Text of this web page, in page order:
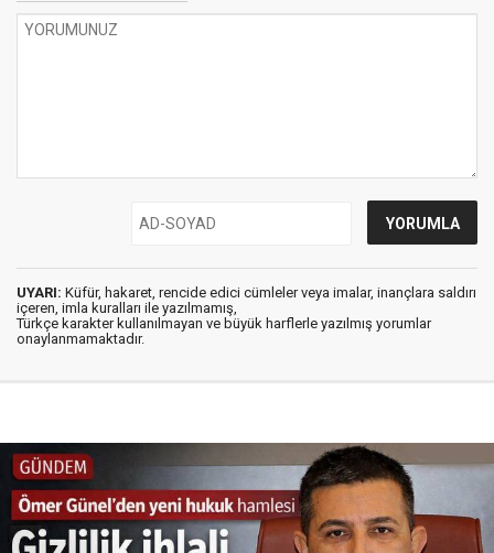
UYARI: Küfür, hakaret, rencide edici cümleler veya imalar, inançlara saldırı
içeren, imla kuralları ile yazılmamış,
Türkçe karakter kullanılmayan ve büyük harflerle yazılmış yorumlar
onaylanmamaktadır.